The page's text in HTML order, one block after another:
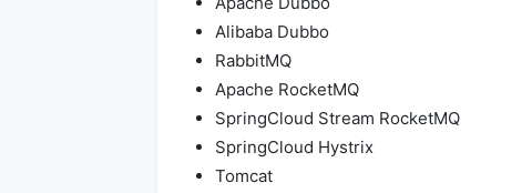
Alibaba Dubbo
RabbitMQ
Apache RocketMQ
SpringCloud Stream RocketMQ
SpringCloud Hystrix
Tomcat